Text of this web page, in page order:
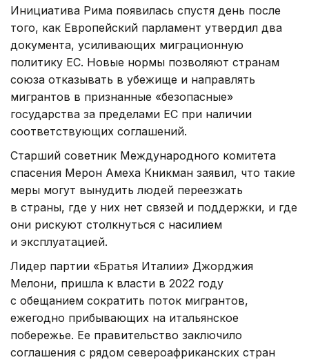
Инициатива Рима появилась спустя день после
того, как Европейский парламент утвердил два
документа, усиливающих миграционную
политику ЕС. Новые нормы позволяют странам
союза отказывать в убежище и направлять
мигрантов в признанные «безопасные»
государства за пределами ЕС при наличии
соответствующих соглашений.
Старший советник Международного комитета
спасения Мерон Амеха Кникман заявил, что такие
меры могут вынудить людей переезжать
в страны, где у них нет связей и поддержки, и где
они рискуют столкнуться с насилием
и эксплуатацией.
Лидер партии «Братья Италии» Джорджия
Мелони, пришла к власти в 2022 году
с обещанием сократить поток мигрантов,
ежегодно прибывающих на итальянское
побережье. Ее правительство заключило
соглашения с рядом североафриканских стран